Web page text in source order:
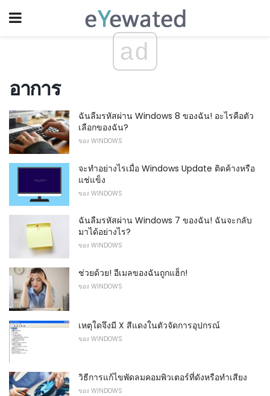
ad
อาการ
ฉันลืมรหัสผ่าน Windows 8 ของฉัน! อะไรคือตัว
เลือกของฉัน?
ของ WINDOWS
จะทำอย่างไรเมื่อ Windows Update ติดค้างหรือ
แช่แข็ง
ของ WINDOWS
ฉันลืมรหัสผ่าน Windows 7 ของฉัน! ฉันจะกลับ
มาได้อย่างไร?
ของ WINDOWS
ช่วยด้วย! อีเมลของฉันถูกแฮ็ก!
ของ WINDOWS
เหตุใดจึงมี X สีแดงในตัวจัดการอุปกรณ์
ของ WINDOWS
วิธีการแก้ไขพัดลมคอมพิวเตอร์ที่ดังหรือทำเสียง
ของ WINDOWS